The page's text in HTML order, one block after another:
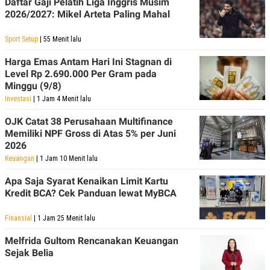
C
A
M
L
E
E
I
D
L
A
G
A
N
N
E
T
K
I
R
J
A
M
T
E
P
A
P
D
V
E
2026/2027: Mikel Arteta Paling Mahal
Sport Setup | 55 Menit lalu
Harga Emas Antam Hari Ini Stagnan di
Level Rp 2.690.000 Per Gram pada
Minggu (9/8)
Investasi | 1 Jam 4 Menit lalu
OJK Catat 38 Perusahaan Multifinance
Memiliki NPF Gross di Atas 5% per Juni
2026
Keuangan | 1 Jam 10 Menit lalu
Apa Saja Syarat Kenaikan Limit Kartu
Kredit BCA? Cek Panduan lewat MyBCA
Finansial | 1 Jam 25 Menit lalu
Melfrida Gultom Rencanakan Keuangan
Sejak Belia